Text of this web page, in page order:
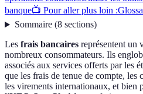
banque📺 Pour aller plus loin :
Sommaire(8 sections)
Les frais bancaires représentent un
nombreux consommateurs. Ils
associés aux services offerts par les
que les frais de tenue de compte, les
les virements internationaux, et bien